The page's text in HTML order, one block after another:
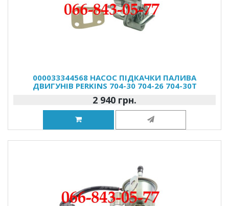
000033344568 НАСОС ПІДКАЧКИ ПАЛИВА
ДВИГУНІВ PERKINS 704-30 704-26 704-30T
2 940 грн.